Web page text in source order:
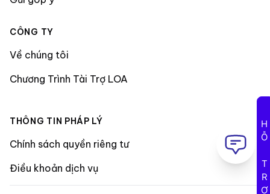
CÔNG TY
Về chúng tôi
Chương Trình Tài Trợ LOA
THÔNG TIN PHÁP LÝ
Chính sách quyền riêng tư
Điều khoản dịch vụ
HỖ TRỢ